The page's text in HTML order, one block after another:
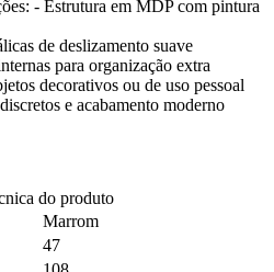
- Estrutura em MDP com pintura
de deslizamento suave
para organização extra
decorativos ou de uso pessoal
e acabamento moderno
do produto
Marrom
47